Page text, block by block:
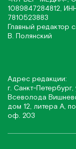
1089847284812,
7810523883
Главный редактор
В. Полянский
Адрес редакции:
г. Санкт-Петербург,
Всеволода
дом 12, литера А,
оф. 203